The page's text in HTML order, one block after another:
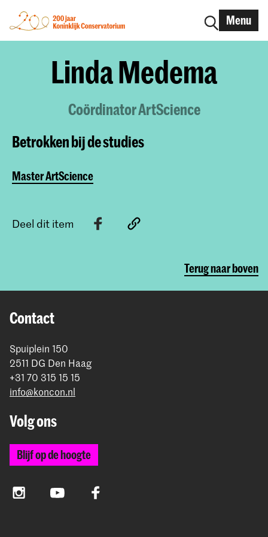
Menu
Linda Medema
Coördinator ArtScience
Betrokken bij de studies
Master ArtScience
Deel dit item
Terug naar boven
Contact
Spuiplein 150
2511 DG Den Haag
+31 70 315 15 15
info@koncon.nl
Volg ons
Blijf op de hoogte
InstagramYouTube Facebook